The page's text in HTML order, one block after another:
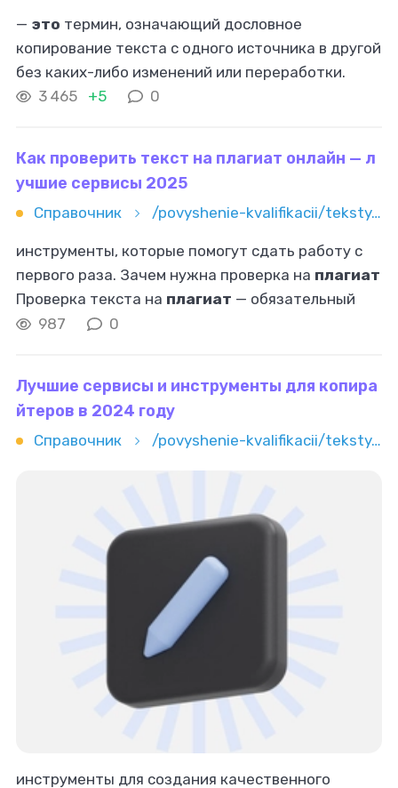
— это термин, означающий дословное
копирование текста с одного источника в другой
без каких-либо изменений или переработки.
Этот метод широко используется в интернете,
3 465 +5 0
Как проверить текст на плагиат онлайн — л
учшие сервисы 2025
Справочник /povyshenie-kvalifikacii/teksty/redaktura/kak-proverit-tekst-na-plagiat-onlayn-luchshie-servisy-2025
инструменты, которые помогут сдать работу с
первого раза. Зачем нужна проверка на плагиат
Проверка текста на плагиат — обязательный
этап перед сдачей любой учебной работы.
987 0
Лучшие сервисы и инструменты для копира
йтеров в 2024 году
Справочник /povyshenie-kvalifikacii/teksty/kopirajting/luchshie-servisy-i-instrumenty-dlya-kopirayterov-v-2024-godu
инструменты для создания качественного